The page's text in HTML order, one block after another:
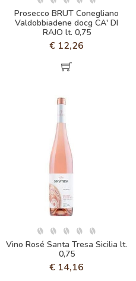
Prosecco BRUT Conegliano
Valdobbiadene docg CA' DI
RAJO lt. 0,75
€ 12,26
Vino Rosé Santa Tresa Sicilia lt.
0,75
€ 14,16